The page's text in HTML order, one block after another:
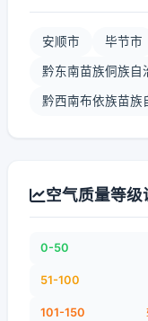
安顺市 毕节市
黔东南苗族侗族自
黔西南布依族苗族
空气质量等级
0-50
51-100
101-150